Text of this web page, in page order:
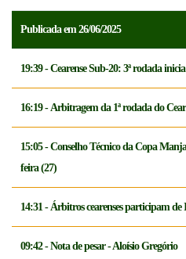
Publicada em 26/06/2025
19:39 - Cearense Sub-20: 3ª rodada
16:19 - Arbitragem da 1ª rodada do
15:05 - Conselho Técnico da Copa
feira (27)
14:31 - Árbitros cearenses participam
09:42 - Nota de pesar - Aloísio Gregório